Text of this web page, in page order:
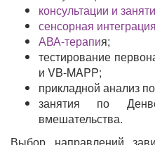
консультации и
сенсорная интеграция
АВА-терапия;
тестирование
и VB-MAPP;
прикладной анализ
занятия по
вмешательства.
Выбор направлений